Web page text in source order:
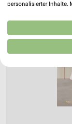
personalisierter Inhalte.
Kombinationen von
Verbesserung der
von Inhalten.
Daten können
Website/App.
Partnerliste
Wir nutzen Ihre Daten
IAB-